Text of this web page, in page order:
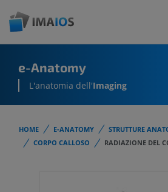
e-Anatomy
L'anatomia dell'Imaging
HOME E-ANATOMY STRUTTURE
CORPO CALLOSO
RADIAZIONE DEL